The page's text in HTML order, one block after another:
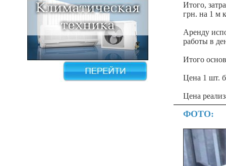
Итого,
грн. на 1 м
Аренду
работы в
Итого
Цена 1 шт.
Цена
ФОТО: